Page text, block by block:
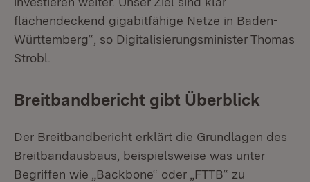
flächendeckend gigabitfähige Netze in Baden-
Württemberg“, so Digitalisierungsminister Thomas
Strobl.
Breitbandbericht gibt Überblick
Der Breitbandbericht erklärt die Grundlagen des
Breitbandausbaus, beispielsweise was unter
Begriffen wie „Backbone“ oder „FTTB“ zu